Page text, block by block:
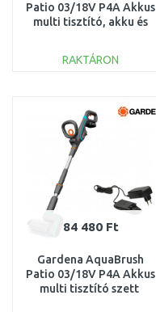
Patio 03/18V P4A Akkus
multi tisztító, akku és
RAKTÁRON
Összehasonlítás
84 480 Ft
Gardena AquaBrush
Patio 03/18V P4A Akkus
multi tisztító szett